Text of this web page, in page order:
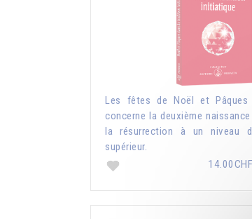
Les fêtes de Noël et Pâques
concerne la deuxième
la résurrection à un niveau
supérieur.
14.00CHF